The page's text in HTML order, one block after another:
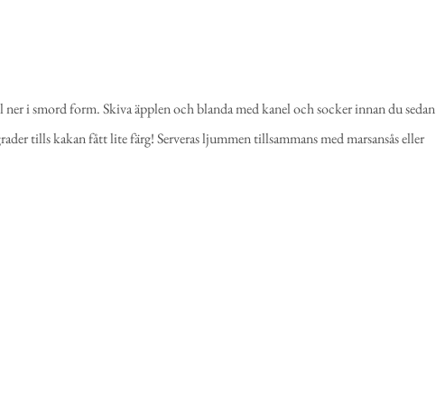
i smord form. Skiva äpplen och blanda med kanel och socker innan du sedan
tills kakan fått lite färg! Serveras ljummen tillsammans med marsansås eller